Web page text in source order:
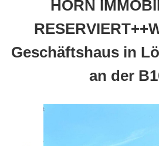
HORN
Geschäftshaus in
an der